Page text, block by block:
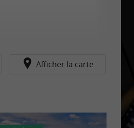
Afficher la carte